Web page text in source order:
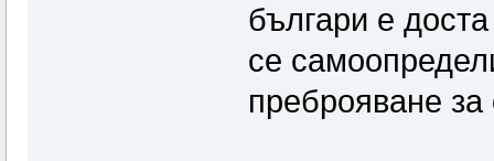
българи е
се
преброяване